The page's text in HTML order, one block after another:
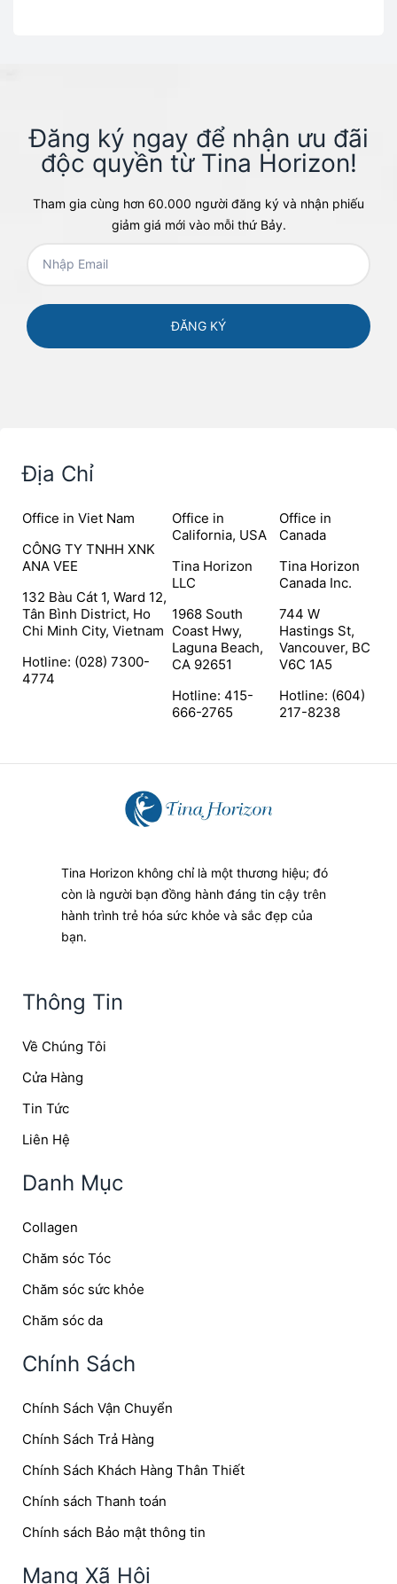
Đăng ký ngay để nhận ưu đãi
độc quyền từ Tina Horizon!​
Tham gia cùng hơn 60.000 người đăng ký và nhận phiếu
giảm giá mới vào mỗi thứ Bảy.
Địa Chỉ
Office in Viet Nam
CÔNG TY TNHH XNK
ANA VEE
132 Bàu Cát 1, Ward 12,
Tân Bình District, Ho
Chi Minh City, Vietnam
Hotline: (028) 7300-
4774
Office in
California, USA
Tina Horizon
LLC
1968 South
Coast Hwy,
Laguna Beach,
CA 92651
Hotline: 415-
666-2765
Office in
Canada
Tina Horizon
Canada Inc.
744 W
Hastings St,
Vancouver, BC
V6C 1A5
Hotline: (604)
217-8238
Tina Horizon không chỉ là một thương hiệu; đó
còn là người bạn đồng hành đáng tin cậy trên
hành trình trẻ hóa sức khỏe và sắc đẹp của
bạn.
Thông Tin
Về Chúng Tôi
Cửa Hàng
Tin Tức
Liên Hệ
Danh Mục
Collagen
Chăm sóc Tóc
Chăm sóc sức khỏe
Chăm sóc da
Chính Sách
Chính Sách Vận Chuyển
Chính Sách Trả Hàng
Chính Sách Khách Hàng Thân Thiết
Chính sách Thanh toán
Chính sách Bảo mật thông tin
Mạng Xã Hội